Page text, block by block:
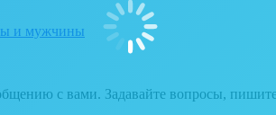
и мужчины
с вами. Задавайте вопросы,